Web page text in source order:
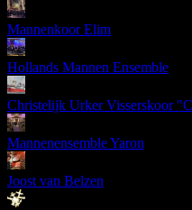
Mannenkoor Elim
Hollands Mannen Ensemble
Christelijk Urker Visserskoor
Mannenensemble Yaron
Joost van Belzen